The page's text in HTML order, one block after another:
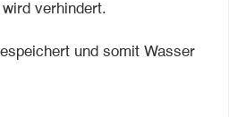
verhindert.
und somit Wasser